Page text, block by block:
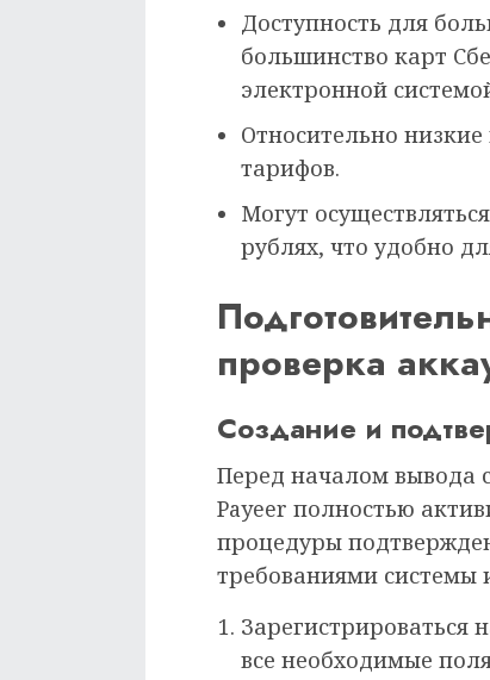
Доступность для
большинство карт
электронной
Относительно
тарифов.
Могут
рублях, что удобно
проверка
Создание и
Перед началом вывода
Payeer полностью
процедуры
требованиями системы
Зарегистрироваться
все необходимые